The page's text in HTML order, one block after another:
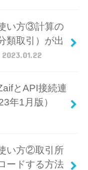
い方③計算の
類取引）が出
2023.01.22
とAPI接続連
年1月版）
い方②取引所
ードする方法